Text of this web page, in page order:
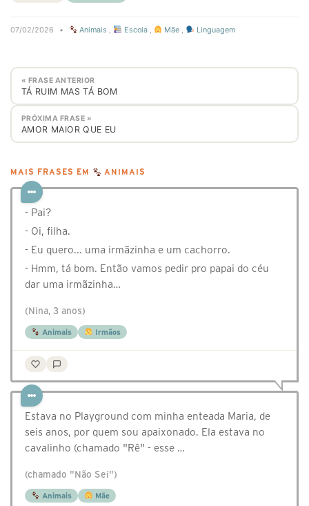
07/02/2026 • Animais , Escola, Mãe , Linguagem
« FRASE ANTERIOR
TÁ RUIM MAS TÁ BOM
PRÓXIMA FRASE »
⁣AMOR MAIOR QUE EU
MAIS FRASES EM ANIMAIS
- Pai?
- Oi, filha.
- Eu quero... uma irmãzinha e um cachorro.
- Hmm, tá bom. Então vamos pedir pro papai do céu
dar uma irmãzinha…
(Nina, 3 anos)
Animais Irmãos
Estava no Playground com minha enteada Maria, de
seis anos, por quem sou apaixonado. Ela estava no
cavalinho (chamado "Rê" - esse …
(chamado "Não Sei")
Animais Mãe